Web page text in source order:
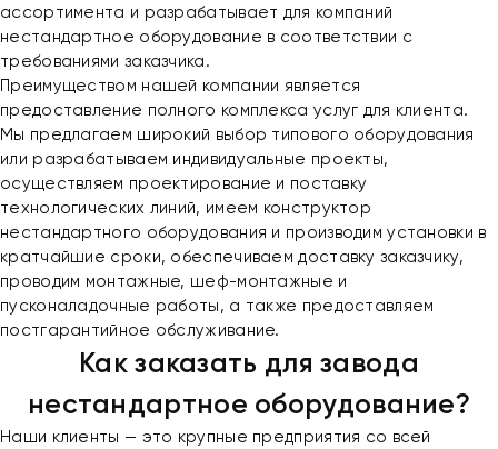
ассортимента и разрабатывает для компаний
нестандартное оборудование в соответствии с
требованиями заказчика.
Преимуществом нашей компании является
предоставление полного комплекса услуг для клиента.
Мы предлагаем широкий выбор типового оборудования
или разрабатываем индивидуальные проекты,
осуществляем проектирование и поставку
технологических линий, имеем конструктор
нестандартного оборудования и производим установки в
кратчайшие сроки, обеспечиваем доставку заказчику,
проводим монтажные, шеф-монтажные и
пусконаладочные работы, а также предоставляем
постгарантийное обслуживание.
Как заказать для завода
нестандартное оборудование?
Наши клиенты — это крупные предприятия со всей